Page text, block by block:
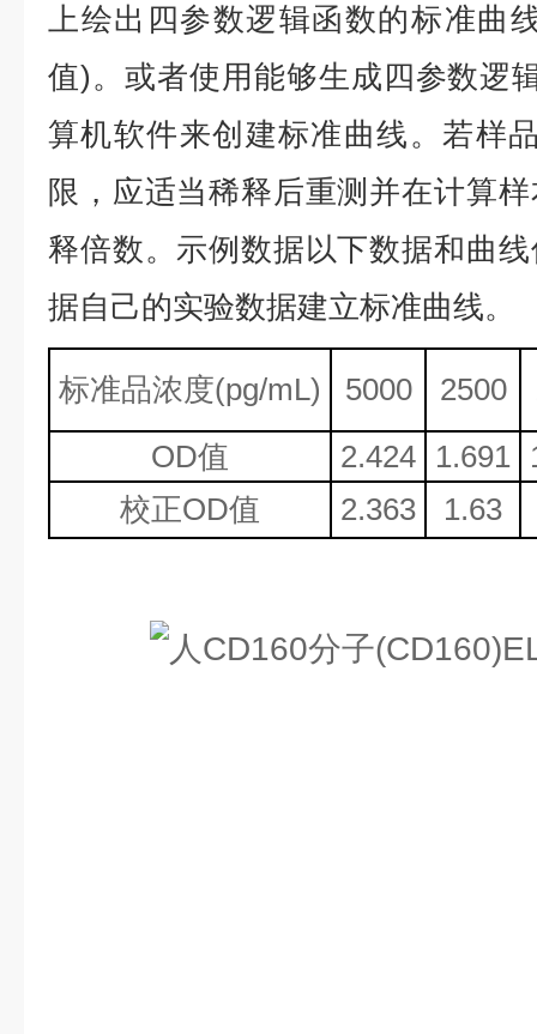
上绘出四参数逻辑函数的标准曲
值)。或者使用能够生成四参数逻
算机软件来创建标准曲线。若样
限，应适当稀释后重测并在计算
释倍数。示例数据以下数据和曲
据自己的实验数据建立标准曲线。
标准品浓度(pg/mL) 5000 2500
OD值
2.424 1.691
校正OD值 2.363 1.63